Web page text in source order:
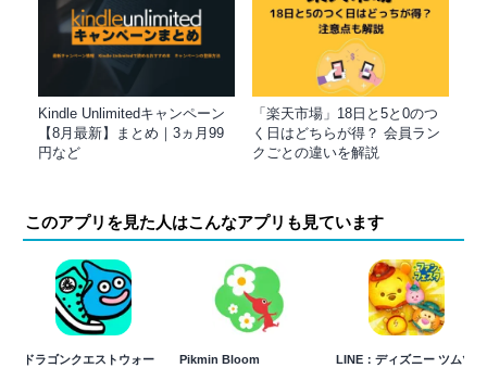
Kindle Unlimitedキャンペーン
【8月最新】まとめ｜3ヵ月99
円など
「楽天市場」18日と5と0のつ
く日はどちらが得？ 会員ラン
クごとの違いを解説
このアプリを見た人はこんなアプリも見ています
ドラゴンクエストウォー
Pikmin Bloom
LINE：ディズニー ツムツ